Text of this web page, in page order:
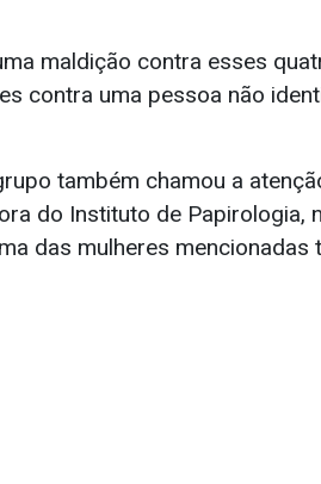
maldição contra esses
contra uma pessoa não
também chamou a
do Instituto de Papirologia,
das mulheres